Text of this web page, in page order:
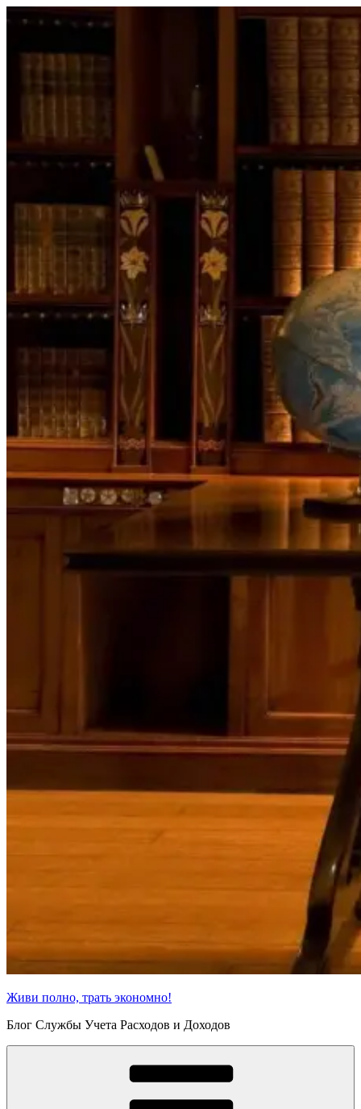
Перейти
Живи полно, трать экономно!
Блог Службы Учета Расходов и Доходов